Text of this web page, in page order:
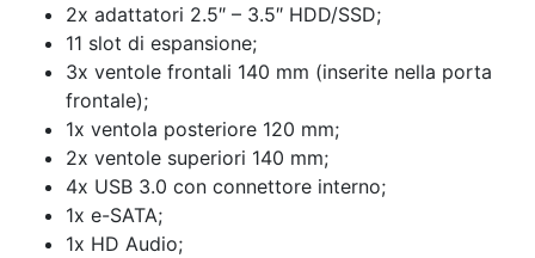
2x adattatori 2.5″ – 3.5″ HDD/SSD;
11 slot di espansione;
3x ventole frontali 140 mm (inserite nella porta
frontale);
1x ventola posteriore 120 mm;
2x ventole superiori 140 mm;
4x USB 3.0 con connettore interno;
1x e-SATA;
1x HD Audio;